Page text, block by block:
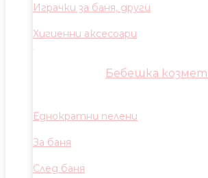
Играчки за баня, други
Хигиенни аксесоари
Бебешка
Еднократни пелени
За баня
След баня